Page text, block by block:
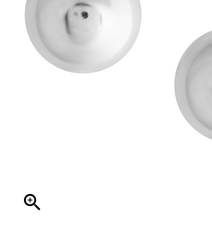
zoom_in